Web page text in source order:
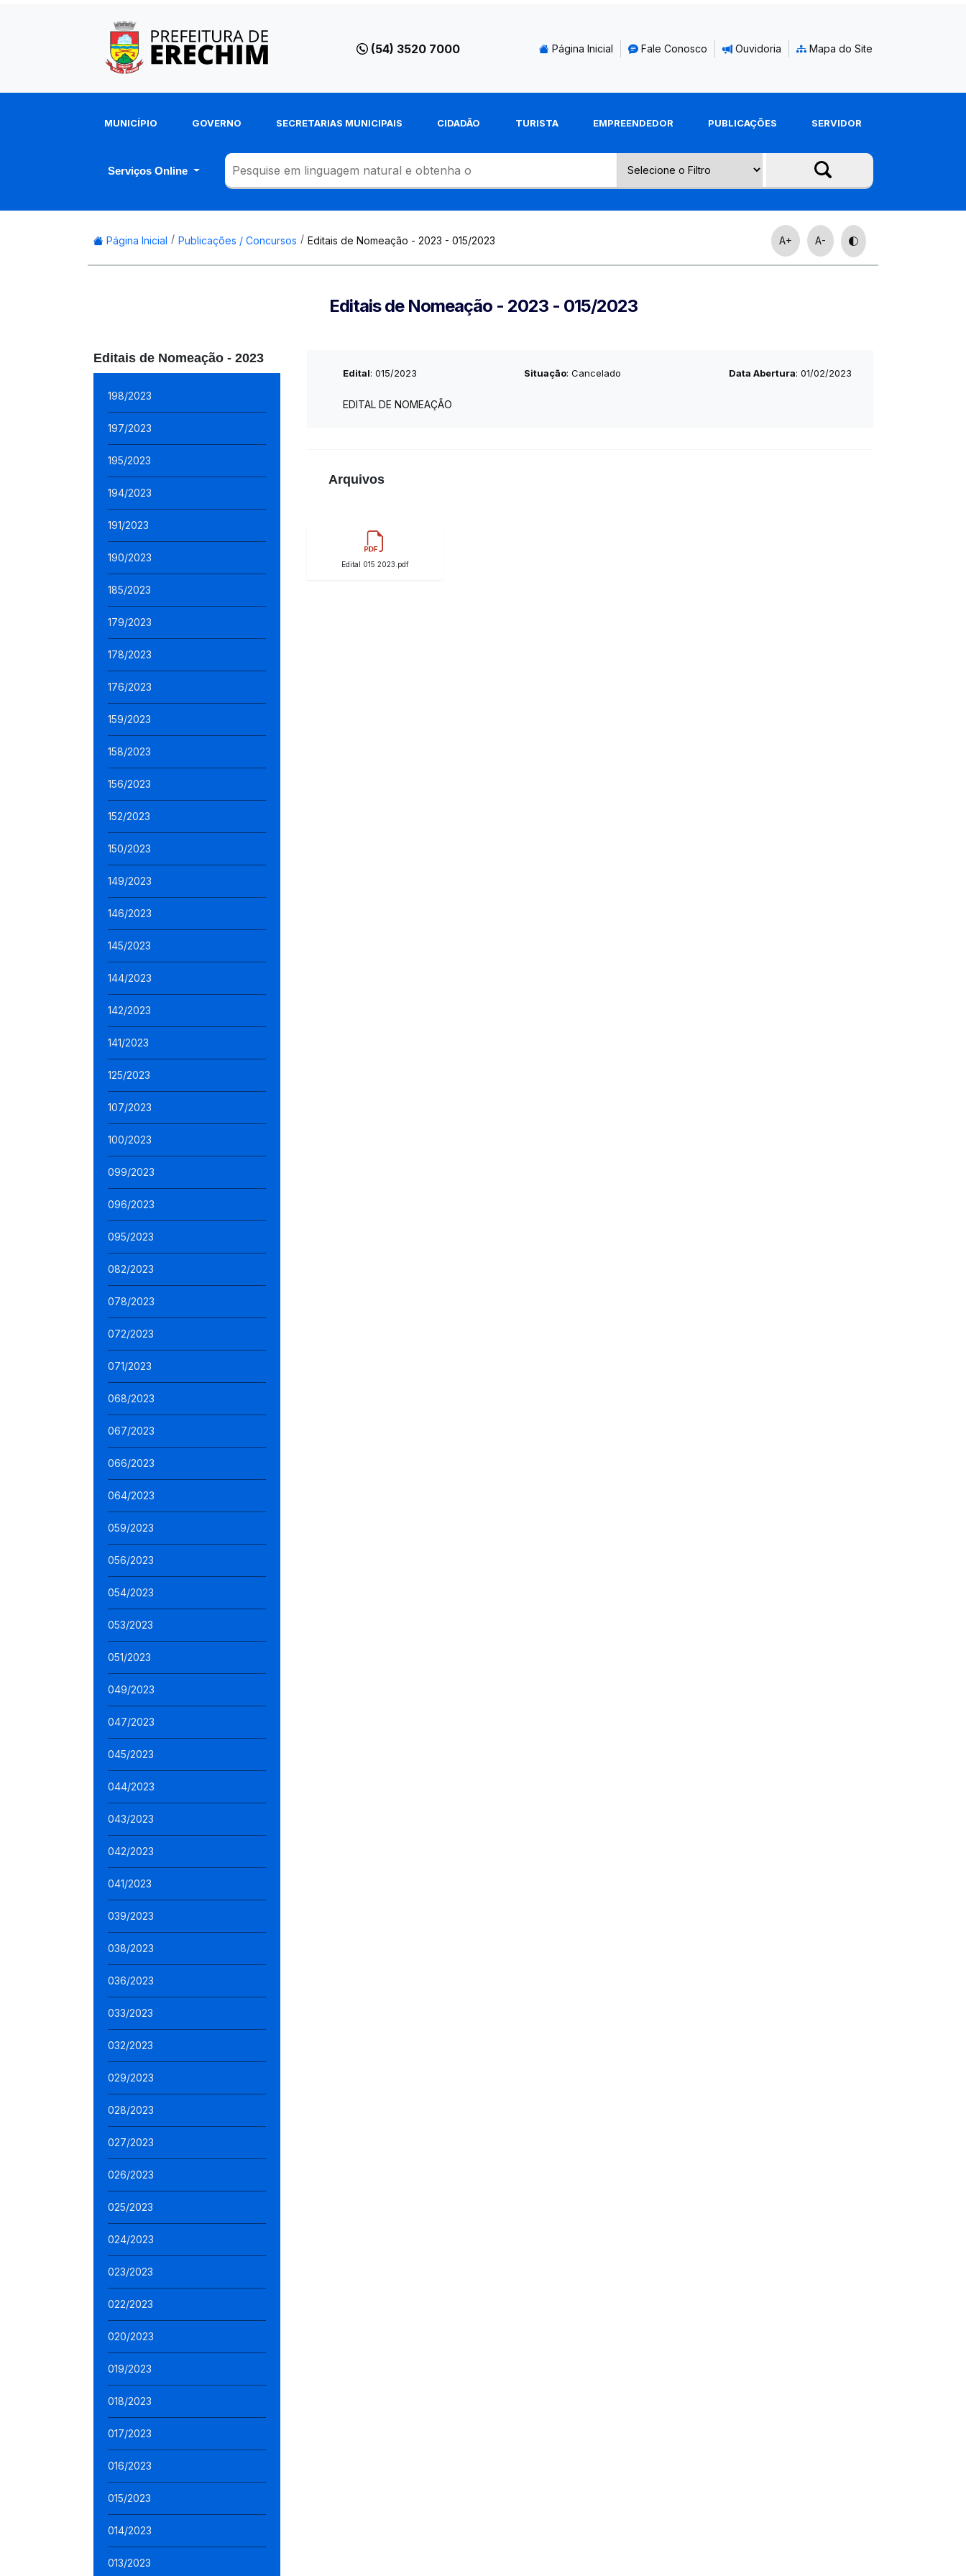
(54) 3520 7000 Página Inicial Fale Conosco Ouvidoria Mapa do Site
MUNICÍPIO GOVERNO SECRETARIAS MUNICIPAIS CIDADÃO TURISTA EMPREENDEDOR PUBLICAÇÕES SERVIDOR
Serviços Online
Página Inicial Publicações / Concursos Editais de Nomeação - 2023 - 015/2023 A+ A-
Editais de Nomeação - 2023 - 015/2023
Editais de Nomeação - 2023
198/2023
197/2023
195/2023
194/2023
191/2023
190/2023
185/2023
179/2023
178/2023
176/2023
159/2023
158/2023
156/2023
152/2023
150/2023
149/2023
146/2023
145/2023
144/2023
142/2023
141/2023
125/2023
107/2023
100/2023
099/2023
096/2023
095/2023
082/2023
078/2023
072/2023
071/2023
068/2023
067/2023
066/2023
064/2023
059/2023
056/2023
054/2023
053/2023
051/2023
049/2023
047/2023
045/2023
044/2023
043/2023
042/2023
041/2023
039/2023
038/2023
036/2023
033/2023
032/2023
029/2023
028/2023
027/2023
026/2023
025/2023
024/2023
023/2023
022/2023
020/2023
019/2023
018/2023
017/2023
016/2023
015/2023
014/2023
013/2023
Edital: 015/2023 Situação: Cancelado Data Abertura: 01/02/2023
EDITAL DE NOMEAÇÃO
Arquivos
Edital 015 2023.pdf